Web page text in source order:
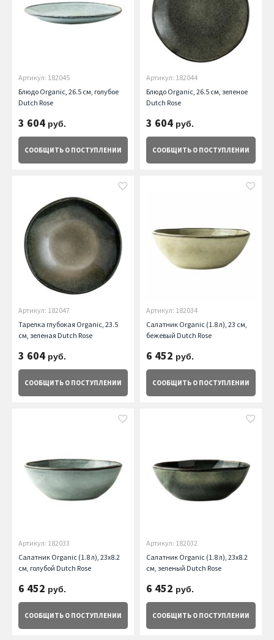
Артикул: 182045
Блюдо Organic, 26.5 см, голубое
Dutch Rose
3 604 руб.
СООБЩИТЬ О ПОСТУПЛЕНИИ
Артикул: 182044
Блюдо Organic, 26.5 см, зеленое
Dutch Rose
3 604 руб.
СООБЩИТЬ О ПОСТУПЛЕНИИ
Артикул: 182047
Тарелка глубокая Organic, 23.5
см, зеленая Dutch Rose
3 604 руб.
СООБЩИТЬ О ПОСТУПЛЕНИИ
Артикул: 182034
Салатник Organic (1.8 л), 23 см,
бежевый Dutch Rose
6 452 руб.
СООБЩИТЬ О ПОСТУПЛЕНИИ
Артикул: 182033
Салатник Organic (1.8 л), 23х8.2
см, голубой Dutch Rose
6 452 руб.
СООБЩИТЬ О ПОСТУПЛЕНИИ
Артикул: 182032
Салатник Organic (1.8 л), 23х8.2
см, зеленый Dutch Rose
6 452 руб.
СООБЩИТЬ О ПОСТУПЛЕНИИ